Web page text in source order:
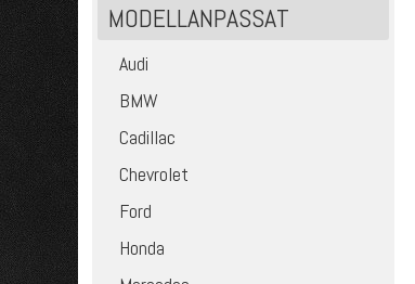
MODELLANPASSAT
Audi
BMW
Cadillac
Chevrolet
Ford
Honda